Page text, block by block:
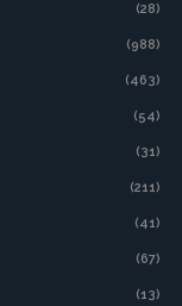
(28)
(988)
(463)
(54)
(31)
(211)
(41)
(67)
(13)